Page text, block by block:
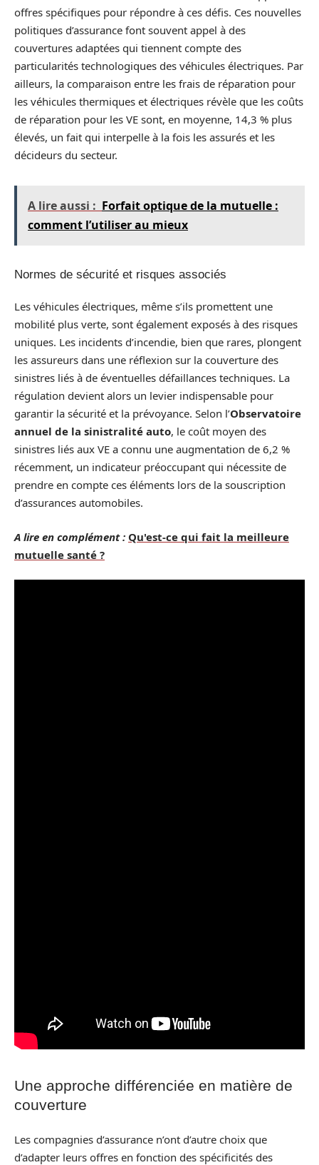
offres spécifiques pour répondre à ces défis. Ces nouvelles
politiques d’assurance font souvent appel à des
couvertures adaptées qui tiennent compte des
particularités technologiques des véhicules électriques. Par
ailleurs, la comparaison entre les frais de réparation pour
les véhicules thermiques et électriques révèle que les coûts
de réparation pour les VE sont, en moyenne, 14,3 % plus
élevés, un fait qui interpelle à la fois les assurés et les
décideurs du secteur.
A lire aussi : Forfait optique de la mutuelle :
comment l’utiliser au mieux
Normes de sécurité et risques associés
Les véhicules électriques, même s’ils promettent une
mobilité plus verte, sont également exposés à des risques
uniques. Les incidents d’incendie, bien que rares, plongent
les assureurs dans une réflexion sur la couverture des
sinistres liés à de éventuelles défaillances techniques. La
régulation devient alors un levier indispensable pour
garantir la sécurité et la prévoyance. Selon l’Observatoire
annuel de la sinistralité auto, le coût moyen des
sinistres liés aux VE a connu une augmentation de 6,2 %
récemment, un indicateur préoccupant qui nécessite de
prendre en compte ces éléments lors de la souscription
d’assurances automobiles.
A lire en complément : Qu'est-ce qui fait la meilleure
mutuelle santé ?
Une approche différenciée en matière de
couverture
Les compagnies d’assurance n’ont d’autre choix que
d’adapter leurs offres en fonction des spécificités des